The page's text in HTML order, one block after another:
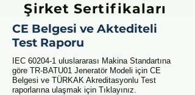
Şirket Sertifikaları
CE Belgesi ve Aktediteli
Test Raporu
IEC 60204-1 uluslararası Makina Standartına
göre TR-BATU01 Jeneratör Modeli için CE
Belgesi ve TÜRKAK Akreditasyonlu Test
raporlarına ulaşmak için Tıklayınız.